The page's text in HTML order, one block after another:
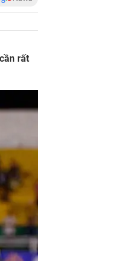
rất